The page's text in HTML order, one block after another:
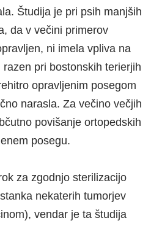
Študija je pri psih manjših
da v večini primerov
ni imela vpliva na
pri bostonskih terierjih
opravljenim posegom
narasla. Za večino večjih
povišanje ortopedskih
posegu.
za zgodnjo sterilizacijo
nekaterih tumorjev
vendar je ta študija